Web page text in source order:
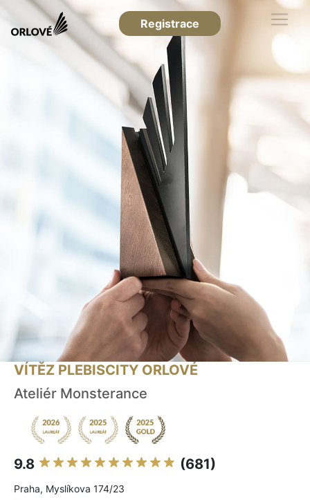
Registrace
VÍTĚZ PLEBISCITY ORLOVÉ
Ateliér Monsterance
9.8 (681)
Praha, Myslíkova 174/23